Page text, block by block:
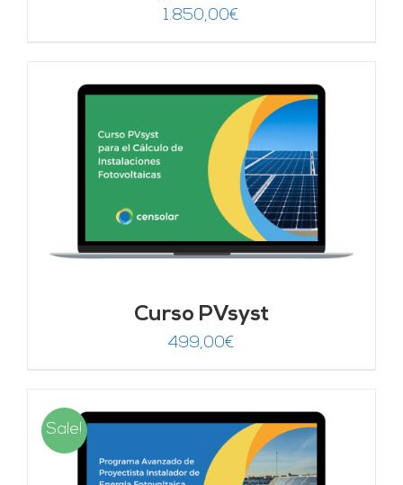
1.850,00€
Curso PVsyst
499,00€
Sale!